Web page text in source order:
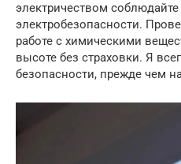
электричеством
электробезопасности.
работе с химическими
высоте без страховки. Я
безопасности, прежде чем